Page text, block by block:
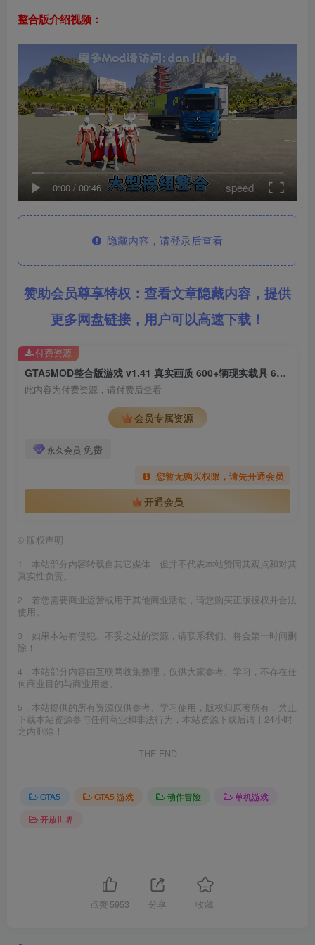
整合版介绍视频：
0:00 / 00:46 speed
隐藏内容，请登录后查看
赞助会员尊享特权：查看文章隐藏内容，提供
更多网盘链接，用户可以高速下载！
GTA5MOD整合版游戏 v1.41 真实画质 600+辆现实载具 600+位精品人物 超多实用脚本 中国风 神之路地图【96.3GB】
此内容为付费资源，请付费后查看
会员专属资源
永久会员 免费
您暂无购买权限，请先开通会员
开通会员
付费资源
© 版权声明
1．本站部分内容转载自其它媒体，但并不代表本站赞同其观点和对其
真实性负责。
2．若您需要商业运营或用于其他商业活动，请您购买正版授权并合法
使用。
3．如果本站有侵犯、不妥之处的资源，请联系我们。将会第一时间删
除！
4．本站部分内容由互联网收集整理，仅供大家参考、学习，不存在任
何商业目的与商业用途。
5．本站提供的所有资源仅供参考、学习使用，版权归原著所有，禁止
下载本站资源参与任何商业和非法行为，本站资源下载后请于24小时
之内删除！
THE END
GTA5 GTA5 游戏 动作冒险
单机游戏
开放世界
点赞 5953 分享 收藏